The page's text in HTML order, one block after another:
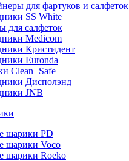
для фартуков и салфеток
SS White
для салфеток
Medicom
Кристидент
Euronda
Clean+Safe
Дисполэнд
JNB
шарики PD
шарики Voco
шарики Roeko